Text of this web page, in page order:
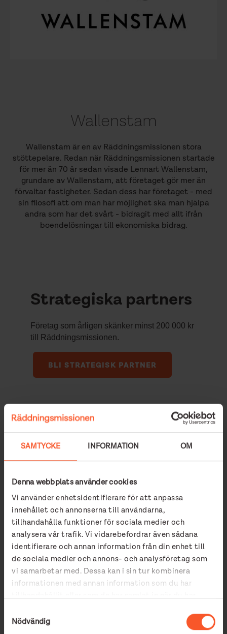
SAMTYCKE INFORMATION OM
Denna webbplats använder cookies
Vi använder enhetsidentifierare för att anpassa
innehållet och annonserna till användarna,
tillhandahålla funktioner för sociala medier och
analysera vår trafik. Vi vidarebefordrar även sådana
identifierare och annan information från din enhet till
de sociala medier och annons- och analysföretag som
vi samarbetar med. Dessa kan i sin tur kombinera
informationen med annan information som du har
Nödvändig
Wallenstam
Wallenstam är en av Räddningsmissionen stora
stöttepelare. Redan när Räddningsmissionen startade
för mer än 70 år sedan visade Lennart Wallenstam,
grundare av Wallenstam, att företaget gör mer än
förvaltar fastigheter. Sedan dess har företaget - med
sin filosofi att om man har möjlighet ska man hjälpa
andra som har det svårt - bidragit med allt ifrån
boendelösningar till ekonomiska bidrag.
Strategiska partners
Företag som årligen skänker minst 200 000 kr
till Räddningsmissionen.
BLI STRATEGISK PARTNER
Alexanderssons
Alexanderssons är ett familjeföretag med hjärta för